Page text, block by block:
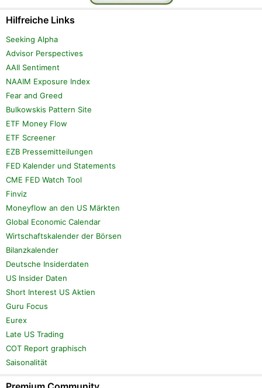
Hilfreiche Links
Seeking Alpha
Advisor Perspectives
AAII Sentiment
NAAIM Exposure Index
Fear and Greed
Bulkowskis Pattern Site
ETF Money Flow
ETF Screener
EZB Pressemitteilungen
FED Kalender und Statements
CME FED Watch Tool
Finviz
Moneyflow an den US Märkten
Global Economic Calendar
Wirtschaftskalender der Börsen
Bilanzkalender
Deutsche Insiderdaten
US Insider Daten
Short Interest US Aktien
Guru Focus
Eurex
Late US Trading
COT Report graphisch
Saisonalität